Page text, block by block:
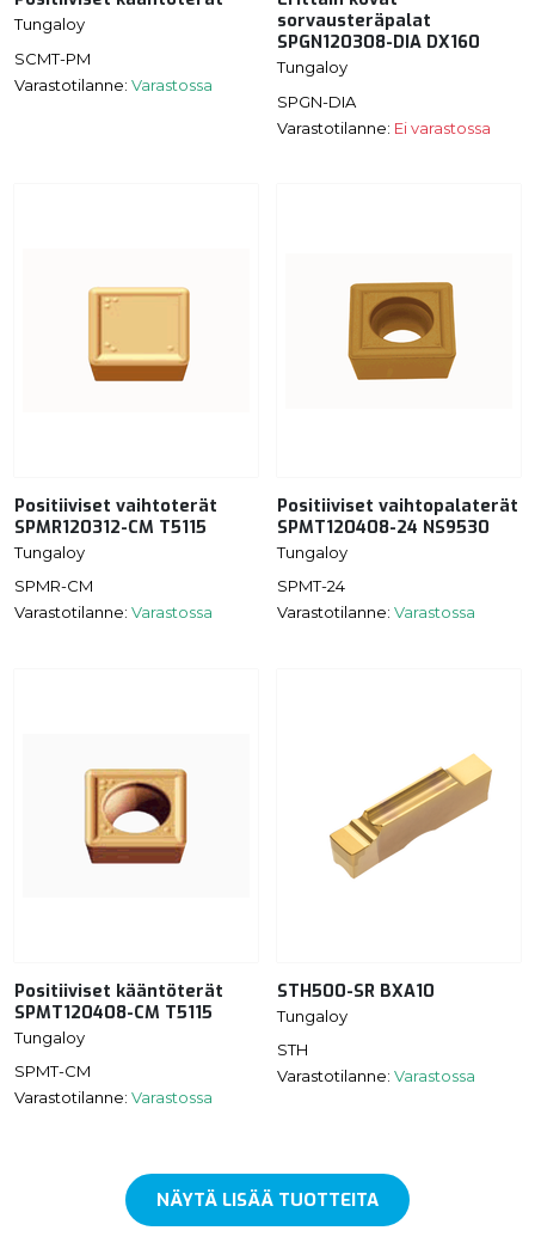
Tungaloy
SCMT-PM
Varastotilanne: Varastossa
sorvausteräpalat
SPGN120308-DIA DX160
Tungaloy
SPGN-DIA
Varastotilanne: Ei varastossa
Positiiviset vaihtoterät
SPMR120312-CM T5115
Tungaloy
SPMR-CM
Varastotilanne: Varastossa
Positiiviset vaihtopalaterät
SPMT120408-24 NS9530
Tungaloy
SPMT-24
Varastotilanne: Varastossa
Positiiviset kääntöterät
SPMT120408-CM T5115
Tungaloy
SPMT-CM
Varastotilanne: Varastossa
STH500-SR BXA10
Tungaloy
STH
Varastotilanne: Varastossa
NÄYTÄ LISÄÄ TUOTTEITA